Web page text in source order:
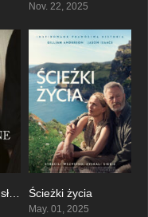
Nov. 22, 2025
7.1Wpatrując się w słońce Ścieżki życia
May. 01, 2025